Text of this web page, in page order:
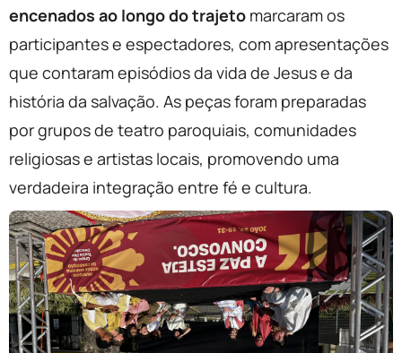
encenados ao longo do trajeto marcaram os
participantes e espectadores, com apresentações
que contaram episódios da vida de Jesus e da
história da salvação. As peças foram preparadas
por grupos de teatro paroquiais, comunidades
religiosas e artistas locais, promovendo uma
verdadeira integração entre fé e cultura.